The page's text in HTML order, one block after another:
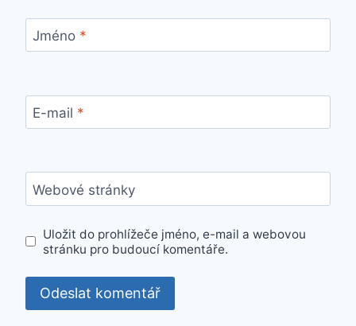
Jméno *
E-mail *
Webové stránky
Uložit do prohlížeče jméno, e-mail a webovou
stránku pro budoucí komentáře.